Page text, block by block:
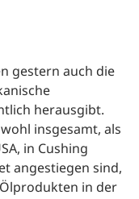
gestern auch die
herausgibt.
insgesamt, als
in Cushing
angestiegen sind,
in der